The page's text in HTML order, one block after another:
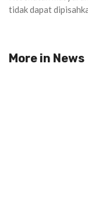
tidak dapat
More in News